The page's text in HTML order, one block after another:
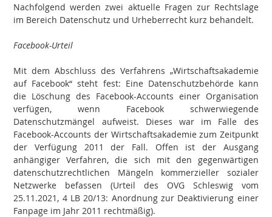
Nachfolgend werden zwei aktuelle Fragen zur Rechtslage
im Bereich Datenschutz und Urheberrecht kurz behandelt.
Facebook-Urteil
Mit dem Abschluss des Verfahrens „Wirtschaftsakademie
auf Facebook“ steht fest: Eine Datenschutzbehörde kann
die Löschung des Facebook-Accounts einer Organisation
verfügen, wenn Facebook schwerwiegende
Datenschutzmängel aufweist. Dieses war im Falle des
Facebook-Accounts der Wirtschaftsakademie zum Zeitpunkt
der Verfügung 2011 der Fall. Offen ist der Ausgang
anhängiger Verfahren, die sich mit den gegenwärtigen
datenschutzrechtlichen Mängeln kommerzieller sozialer
Netzwerke befassen (Urteil des OVG Schleswig vom
25.11.2021, 4 LB 20/13: Anordnung zur Deaktivierung einer
Fanpage im Jahr 2011 rechtmäßig).